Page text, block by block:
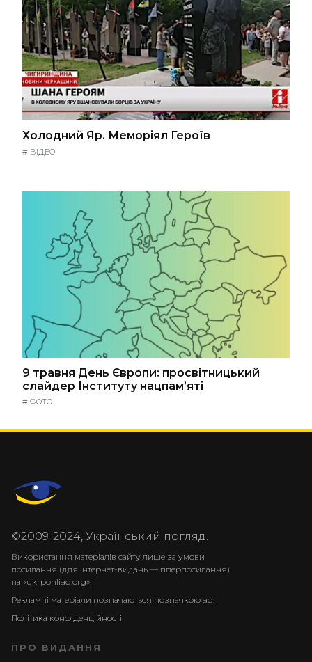
Холодний Яр. Меморіял Героїв
# ВІДЕО
9 травня День Європи: просвітницький
слайдер Інституту нацпам’яті
# ФОТО
©2009-2024, Український погляд.
Використання матеріалів сайту лише за умови
посилання (для інтернет-видань — гіперпосилання)
на «ukrpohliad.org».
Рекламні матеріали позначаються позначкою ad.
Політика конфіденційності
ПРО ВИДАННЯ